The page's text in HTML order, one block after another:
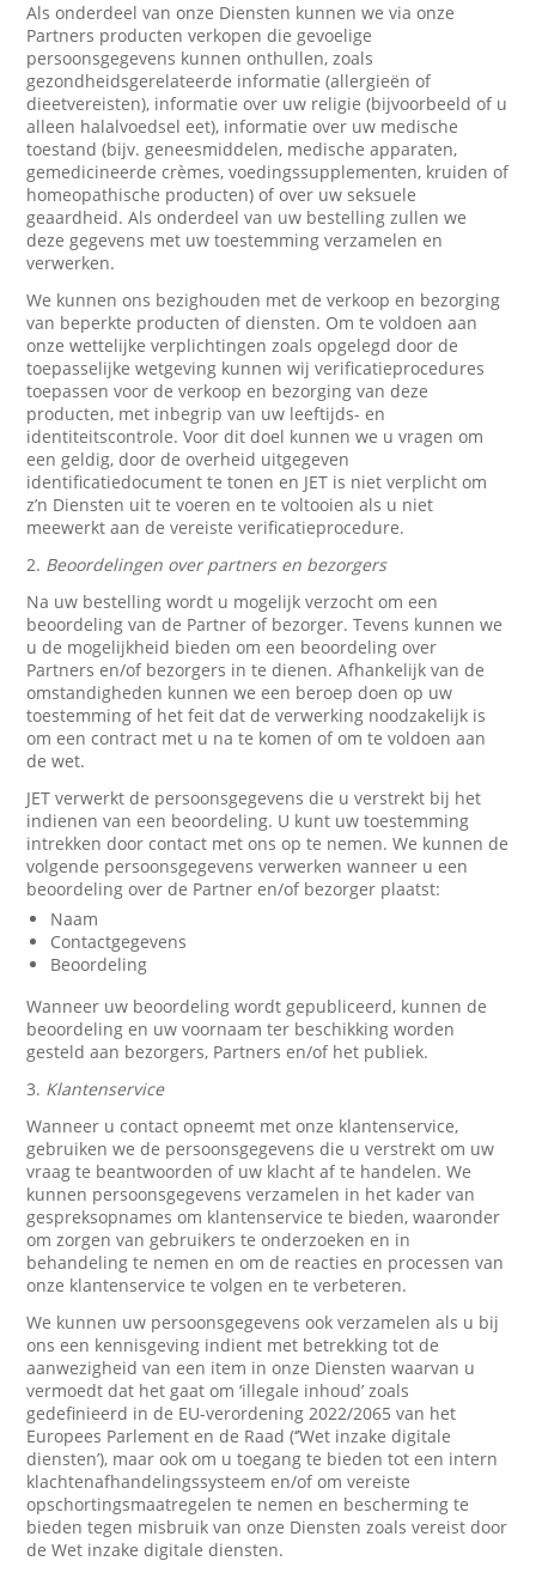
Als onderdeel van onze Diensten kunnen we via onze
Partners producten verkopen die gevoelige
persoonsgegevens kunnen onthullen, zoals
gezondheidsgerelateerde informatie (allergieën of
dieetvereisten), informatie over uw religie (bijvoorbeeld of u
alleen halalvoedsel eet), informatie over uw medische
toestand (bijv. geneesmiddelen, medische apparaten,
gemedicineerde crèmes, voedingssupplementen, kruiden of
homeopathische producten) of over uw seksuele
geaardheid. Als onderdeel van uw bestelling zullen we
deze gegevens met uw toestemming verzamelen en
verwerken.
We kunnen ons bezighouden met de verkoop en bezorging
van beperkte producten of diensten. Om te voldoen aan
onze wettelijke verplichtingen zoals opgelegd door de
toepasselijke wetgeving kunnen wij verificatieprocedures
toepassen voor de verkoop en bezorging van deze
producten, met inbegrip van uw leeftijds- en
identiteitscontrole. Voor dit doel kunnen we u vragen om
een geldig, door de overheid uitgegeven
identificatiedocument te tonen en JET is niet verplicht om
z’n Diensten uit te voeren en te voltooien als u niet
meewerkt aan de vereiste verificatieprocedure.
2. Beoordelingen over partners en bezorgers
Na uw bestelling wordt u mogelijk verzocht om een
beoordeling van de Partner of bezorger. Tevens kunnen we
u de mogelijkheid bieden om een beoordeling over
Partners en/of bezorgers in te dienen. Afhankelijk van de
omstandigheden kunnen we een beroep doen op uw
toestemming of het feit dat de verwerking noodzakelijk is
om een contract met u na te komen of om te voldoen aan
de wet.
JET verwerkt de persoonsgegevens die u verstrekt bij het
indienen van een beoordeling. U kunt uw toestemming
intrekken door contact met ons op te nemen. We kunnen de
volgende persoonsgegevens verwerken wanneer u een
beoordeling over de Partner en/of bezorger plaatst:
Naam
Contactgegevens
Beoordeling
Wanneer uw beoordeling wordt gepubliceerd, kunnen de
beoordeling en uw voornaam ter beschikking worden
gesteld aan bezorgers, Partners en/of het publiek.
3. Klantenservice
Wanneer u contact opneemt met onze klantenservice,
gebruiken we de persoonsgegevens die u verstrekt om uw
vraag te beantwoorden of uw klacht af te handelen. We
kunnen persoonsgegevens verzamelen in het kader van
gespreksopnames om klantenservice te bieden, waaronder
om zorgen van gebruikers te onderzoeken en in
behandeling te nemen en om de reacties en processen van
onze klantenservice te volgen en te verbeteren.
We kunnen uw persoonsgegevens ook verzamelen als u bij
ons een kennisgeving indient met betrekking tot de
aanwezigheid van een item in onze Diensten waarvan u
vermoedt dat het gaat om ‘illegale inhoud’ zoals
gedefinieerd in de EU-verordening 2022/2065 van het
Europees Parlement en de Raad (‘’Wet inzake digitale
diensten’), maar ook om u toegang te bieden tot een intern
klachtenafhandelingssysteem en/of om vereiste
opschortingsmaatregelen te nemen en bescherming te
bieden tegen misbruik van onze Diensten zoals vereist door
de Wet inzake digitale diensten.